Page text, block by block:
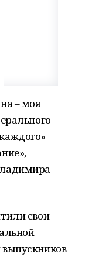
– моя
свои